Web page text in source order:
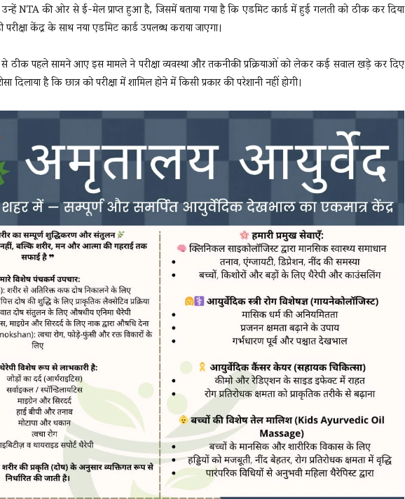
उन्हें NTA की ओर से ई-मेल प्राप्त हुआ है, जिसमें बताया गया है कि एडमिट कार्ड में हुई गलती को ठीक कर दिया
केंद्र के साथ नया एडमिट कार्ड उपलब्ध कराया जाएगा।
ठीक पहले सामने आए इस मामले ने परीक्षा व्यवस्था और तकनीकी प्रक्रियाओं को लेकर कई सवाल खड़े कर दिए
दिलाया है कि छात्र को परीक्षा में शामिल होने में किसी प्रकार की परेशानी नहीं होगी।